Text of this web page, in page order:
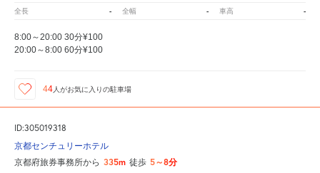
全長 - 全幅 - 車高 -
8:00～20:00 30分¥100
20:00～8:00 60分¥100
44人がお気に入りの駐車場
ID:305019318
京都センチュリーホテル
京都府旅券事務所から 335m 徒歩 5～8分